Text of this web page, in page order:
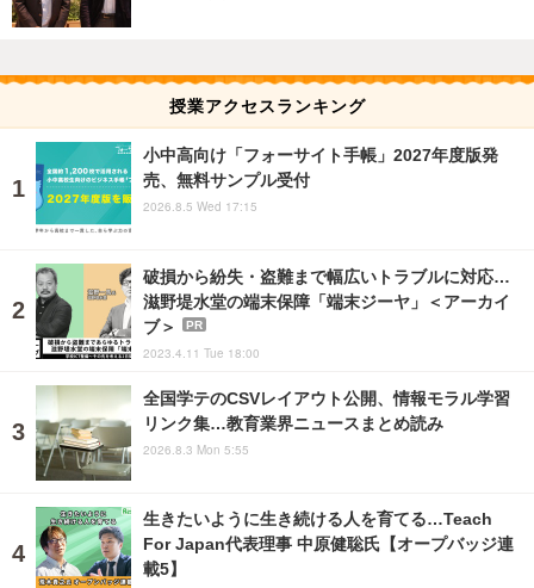
授業アクセスランキング
小中高向け「フォーサイト手帳」2027年度版発
売、無料サンプル受付
2026.8.5 Wed 17:15
破損から紛失・盗難まで幅広いトラブルに対応…
滋野堤水堂の端末保障「端末ジーヤ」＜アーカイ
ブ＞
PR
2023.4.11 Tue 18:00
全国学テのCSVレイアウト公開、情報モラル学習
リンク集…教育業界ニュースまとめ読み
2026.8.3 Mon 5:55
生きたいように生き続ける人を育てる…Teach
For Japan代表理事 中原健聡氏【オープバッジ連
載5】